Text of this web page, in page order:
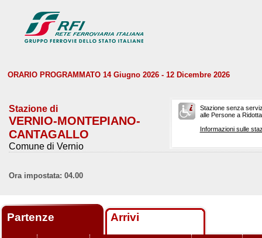
ORARIO PROGRAMMATO 14 Giugno 2026 - 12 Dicembre 2026
Stazione di
VERNIO-MONTEPIANO-
CANTAGALLO
Comune di Vernio
Stazione senza
alle Persone a
Informazioni sulle
Ora impostata: 04.00
Partenze Arrivi